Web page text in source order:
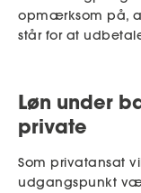
opmærksom på,
står for at
Løn under
private
Som privatansat
udgangspunkt